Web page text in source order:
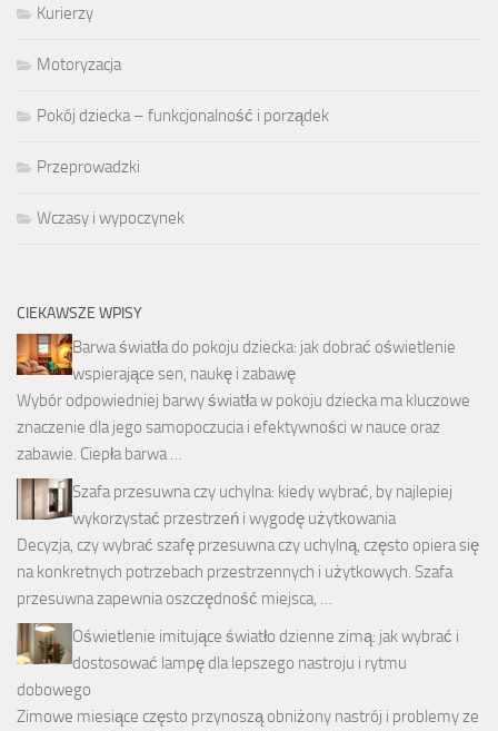
Kurierzy
Motoryzacja
Pokój dziecka – funkcjonalność i porządek
Przeprowadzki
Wczasy i wypoczynek
CIEKAWSZE WPISY
Barwa światła do pokoju dziecka: jak dobrać oświetlenie
wspierające sen, naukę i zabawę
Wybór odpowiedniej barwy światła w pokoju dziecka ma kluczowe
znaczenie dla jego samopoczucia i efektywności w nauce oraz
zabawie. Ciepła barwa …
Szafa przesuwna czy uchylna: kiedy wybrać, by najlepiej
wykorzystać przestrzeń i wygodę użytkowania
Decyzja, czy wybrać szafę przesuwna czy uchylną, często opiera się
na konkretnych potrzebach przestrzennych i użytkowych. Szafa
przesuwna zapewnia oszczędność miejsca, …
Oświetlenie imitujące światło dzienne zimą: jak wybrać i
dostosować lampę dla lepszego nastroju i rytmu
dobowego
Zimowe miesiące często przynoszą obniżony nastrój i problemy ze